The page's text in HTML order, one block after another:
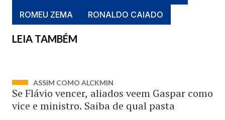
ROMEU ZEMA
RONALDO CAIADO
LEIA TAMBÉM
ASSIM COMO ALCKMIN
Se Flávio vencer, aliados veem Gaspar como
vice e ministro. Saiba de qual pasta